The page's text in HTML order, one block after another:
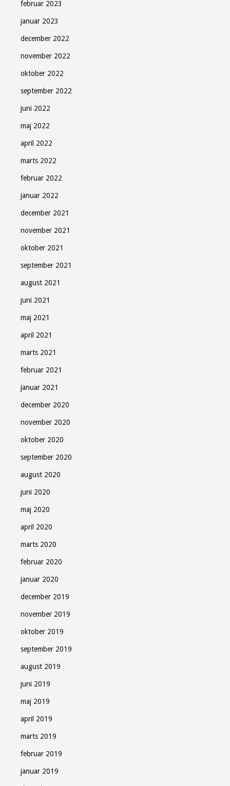
februar 2023
januar 2023
december 2022
november 2022
oktober 2022
september 2022
juni 2022
maj 2022
april 2022
marts 2022
februar 2022
januar 2022
december 2021
november 2021
oktober 2021
september 2021
august 2021
juni 2021
maj 2021
april 2021
marts 2021
februar 2021
januar 2021
december 2020
november 2020
oktober 2020
september 2020
august 2020
juni 2020
maj 2020
april 2020
marts 2020
februar 2020
januar 2020
december 2019
november 2019
oktober 2019
september 2019
august 2019
juni 2019
maj 2019
april 2019
marts 2019
februar 2019
januar 2019
Søndag Aftens nyhedsbrev